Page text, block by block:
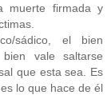
muerte firmada y
sádico, el bien
vale saltarse
que esta sea. Es
lo que hace de él